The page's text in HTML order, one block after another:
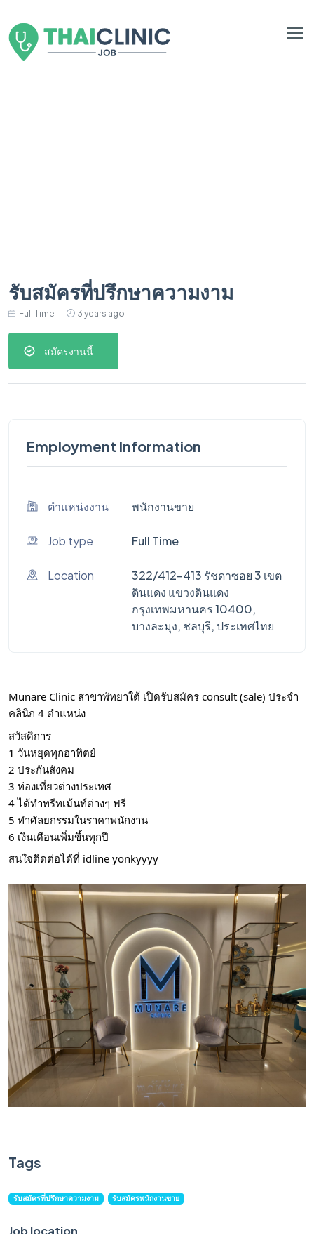
รับสมัครที่ปรึกษาความงาม
Full Time 3 years ago
สมัครงานนี้
Employment Information
ตำแหน่งงาน พนักงานขาย
Job type Full Time
Location
322/412-413 รัชดาซอย 3 เขต
ดินแดง แขวงดินแดง
กรุงเทพมหานคร 10400,
บางละมุง, ชลบุรี, ประเทศไทย
Munare Clinic สาขาพัทยาใต้ เปิดรับสมัคร consult (sale) ประจำ
คลินิก 4 ตำแหน่ง
สวัสดิการ
1 วันหยุดทุกอาทิตย์
2 ประกันสังคม
3 ท่องเที่ยวต่างประเทศ
4 ได้ทำทรีทเม้นท์ต่างๆ ฟรี
5 ทำศัลยกรรมในราคาพนักงาน
6 เงินเดือนเพิ่มขึ้นทุกปี
สนใจติดต่อได้ที่ idline yonkyyyy
Tags
รับสมัครที่ปรึกษาความงาม รับสมัครพนักงานขาย